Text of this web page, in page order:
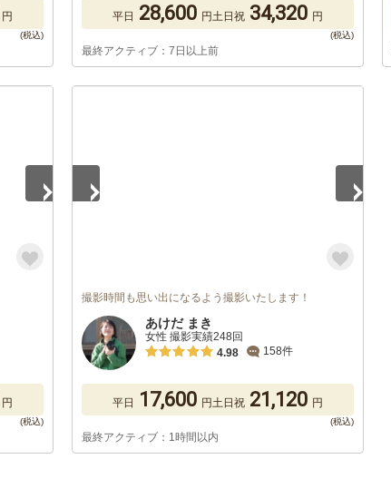
円 平日 28,600 円土日祝 34,320 円
最終アクティブ：7日以上前
円
撮影時間も思い出になるよう撮影いたします！
あけだ まき
女性 撮影実績248回
4.98
158件
平日 17,600 円土日祝 21,120 円
最終アクティブ：1時間以内